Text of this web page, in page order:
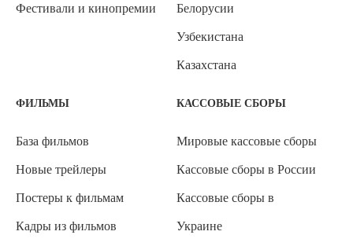
Фестивали и кинопремии Белорусии
Узбекистана
Казахстана
ФИЛЬМЫ
База фильмов
Новые трейлеры
Постеры к фильмам
Кадры из фильмов
КАССОВЫЕ СБОРЫ
Мировые кассовые сборы
Кассовые сборы в России
Кассовые сборы в
Украине